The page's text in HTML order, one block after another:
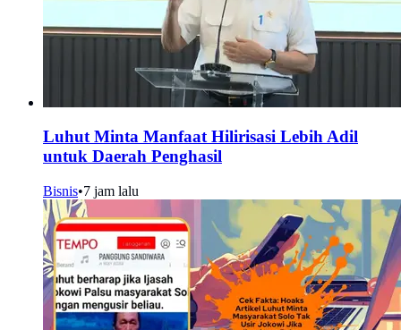
Luhut Minta Manfaat Hilirisasi Lebih Adil
untuk Daerah Penghasil
Bisnis•7 jam lalu